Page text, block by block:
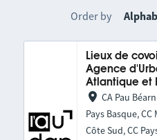
Order by
Lieux de
Agence
Atlantique et
CA Pau
Pays Basque,
Côte Sud, CC